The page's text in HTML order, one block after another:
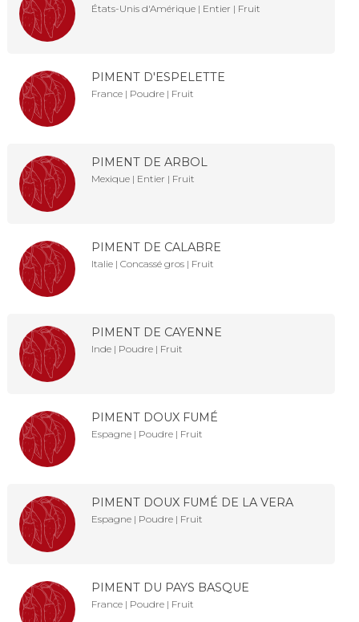
États-Unis d'Amérique | Entier | Fruit
PIMENT D'ESPELETTE
France | Poudre | Fruit
PIMENT DE ARBOL
Mexique | Entier | Fruit
PIMENT DE CALABRE
Italie | Concassé gros | Fruit
PIMENT DE CAYENNE
Inde | Poudre | Fruit
PIMENT DOUX FUMÉ
Espagne | Poudre | Fruit
PIMENT DOUX FUMÉ DE LA VERA
Espagne | Poudre | Fruit
PIMENT DU PAYS BASQUE
France | Poudre | Fruit